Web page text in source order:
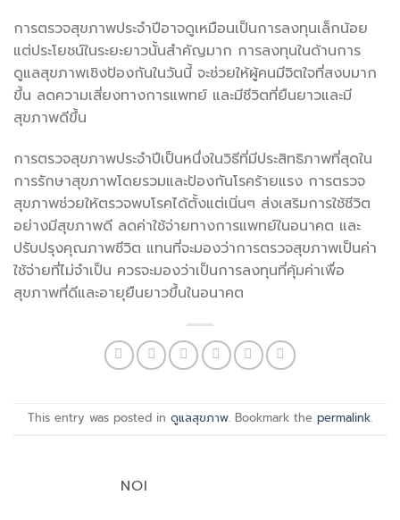
การตรวจสุขภาพประจำปีอาจดูเหมือนเป็นการลงทุนเล็กน้อย
แต่ประโยชน์ในระยะยาวนั้นสำคัญมาก การลงทุนในด้านการ
ดูแลสุขภาพเชิงป้องกันในวันนี้ จะช่วยให้ผู้คนมีจิตใจที่สงบมาก
ขึ้น ลดความเสี่ยงทางการแพทย์ และมีชีวิตที่ยืนยาวและมี
สุขภาพดีขึ้น
การตรวจสุขภาพประจำปีเป็นหนึ่งในวิธีที่มีประสิทธิภาพที่สุดใน
การรักษาสุขภาพโดยรวมและป้องกันโรคร้ายแรง การตรวจ
สุขภาพช่วยให้ตรวจพบโรคได้ตั้งแต่เนิ่นๆ ส่งเสริมการใช้ชีวิต
อย่างมีสุขภาพดี ลดค่าใช้จ่ายทางการแพทย์ในอนาคต และ
ปรับปรุงคุณภาพชีวิต แทนที่จะมองว่าการตรวจสุขภาพเป็นค่า
ใช้จ่ายที่ไม่จำเป็น ควรจะมองว่าเป็นการลงทุนที่คุ้มค่าเพื่อ
สุขภาพที่ดีและอายุยืนยาวขึ้นในอนาคต
This entry was posted in ดูแลสุขภาพ. Bookmark the permalink.
NOI